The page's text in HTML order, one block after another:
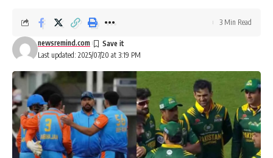
Last updated: 2025/07/20 at 3:19 PM
newsremind.com
3 Min Read